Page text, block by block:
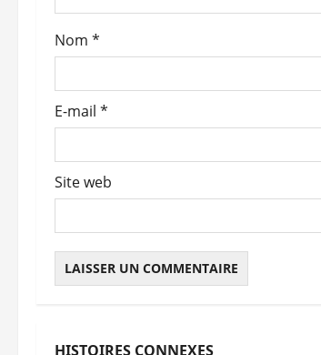
a
r
t
i
c
l
e
Nom *
E-mail *
Site web
HISTOIRES CONNEXES